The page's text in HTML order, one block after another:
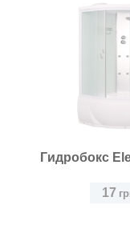
Гидробокс
17